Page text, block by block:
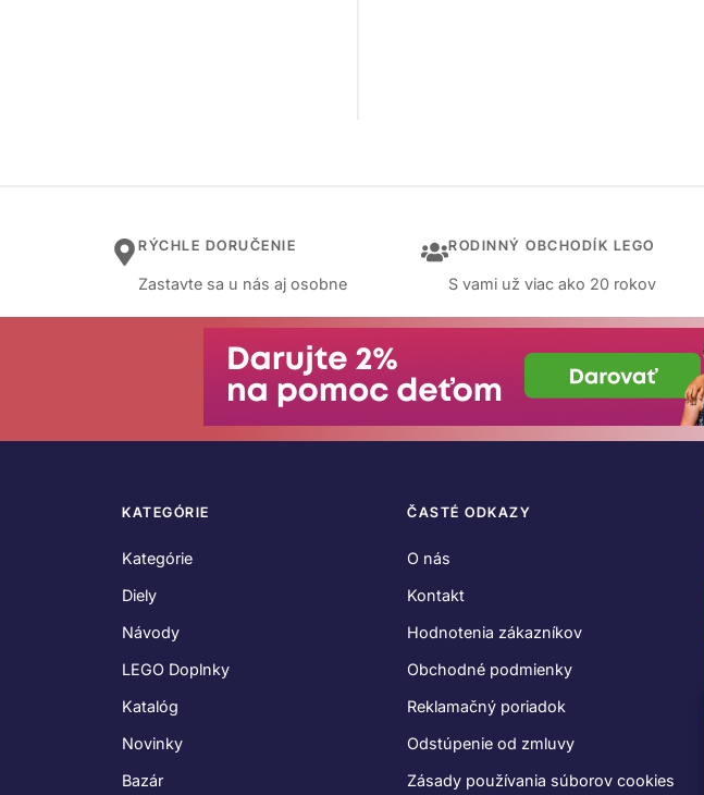
RÝCHLE DORUČENIE
Zastavte sa u nás aj osobne
RODINNÝ OBCHODÍK LEGO
S vami už viac ako 20 rokov
KATEGÓRIE
Kategórie
Diely
Návody
LEGO Doplnky
Katalóg
Novinky
Bazár
ČASTÉ ODKAZY
O nás
Kontakt
Hodnotenia zákazníkov
Obchodné podmienky
Reklamačný poriadok
Odstúpenie od zmluvy
Zásady používania súborov cookies